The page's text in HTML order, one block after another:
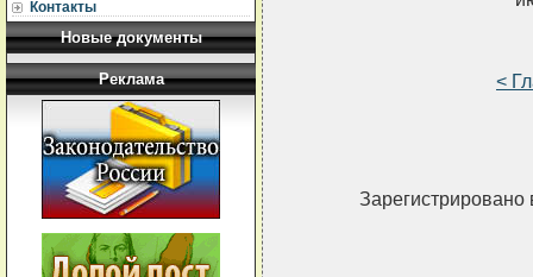
Контакты
Новые документы
Реклама <